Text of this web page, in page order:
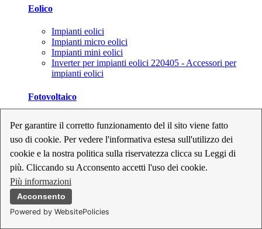
Per garantire il corretto funzionamento del il sito viene fatto
uso di cookie. Per vedere l'informativa estesa sull'utilizzo dei
cookie e la nostra politica sulla riservatezza clicca su Leggi di
più. Cliccando su Acconsento accetti l'uso dei cookie.
Più informazioni
Acconsento
Powered by WebsitePolicies
Eolico
Impianti eolici
Impianti micro eolici
Impianti mini eolici
Inverter per impianti eolici 220405 - Accessori per
impianti eolici
Fotovoltaico
Inverter per impianti fotovoltaici
Kit per impianti fotovoltaici
Moduli fotovoltaici
Sistemi di monitoraggio per impianti fotovoltaici
Strumenti di collaudo e configurazione per impianti
fotovoltaici
Supporti per impianti fotovoltaici
Geotermia